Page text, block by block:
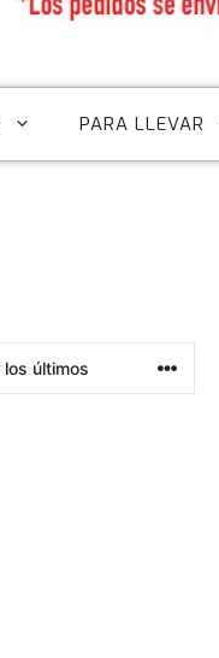
PARA LLEVAR